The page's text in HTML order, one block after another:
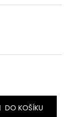
DO KOŠÍKU